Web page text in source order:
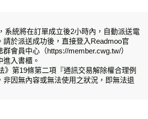
系統將在訂單成立後2小時內，自動派送電
請於派送成功後，直接登入Readmoo官
會員中心（https://member.cwg.tw/）
進入書櫃。
》第19條第二項『通訊交易解除權合理例
非因無內容或無法使用之狀況，即無法退